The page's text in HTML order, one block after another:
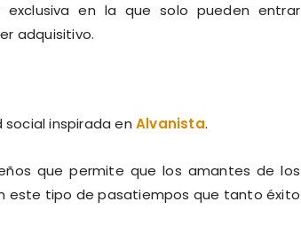
en la que solo pueden entrar
adquisitivo.
social inspirada en Alvanista.
que permite que los amantes de los
este tipo de pasatiempos que tanto éxito